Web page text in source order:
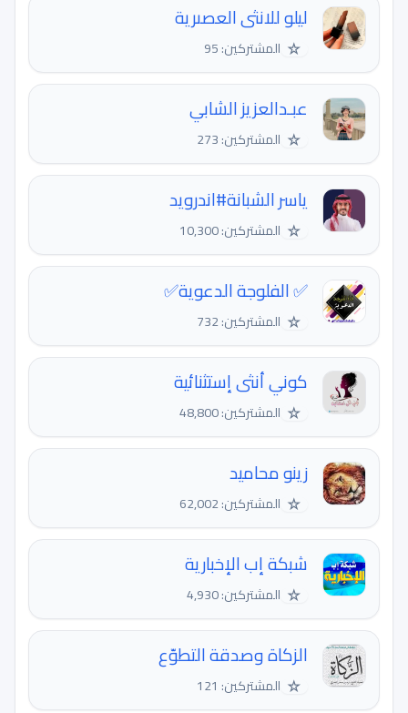
ليلو للانثى العصىرية
☆ المشتركين: 95
عبـدالعزيز الشابي
☆ المشتركين: 273
ياسر الشبانة#اندرويد
☆ المشتركين: 10,300
✅ الفلوجة الدعوية✅
☆ المشتركين: 732
كوني أنثى إستثنائية
☆ المشتركين: 48,800
زينو محاميد
☆ المشتركين: 62,002
شبكة إب الإخبارية
☆ المشتركين: 4,930
الزكاة وصدقة التطوّع
☆ المشتركين: 121